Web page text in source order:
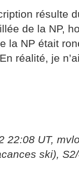
résulte
de la NP,
la NP était
réalité, je
22:08 UT,
ski),